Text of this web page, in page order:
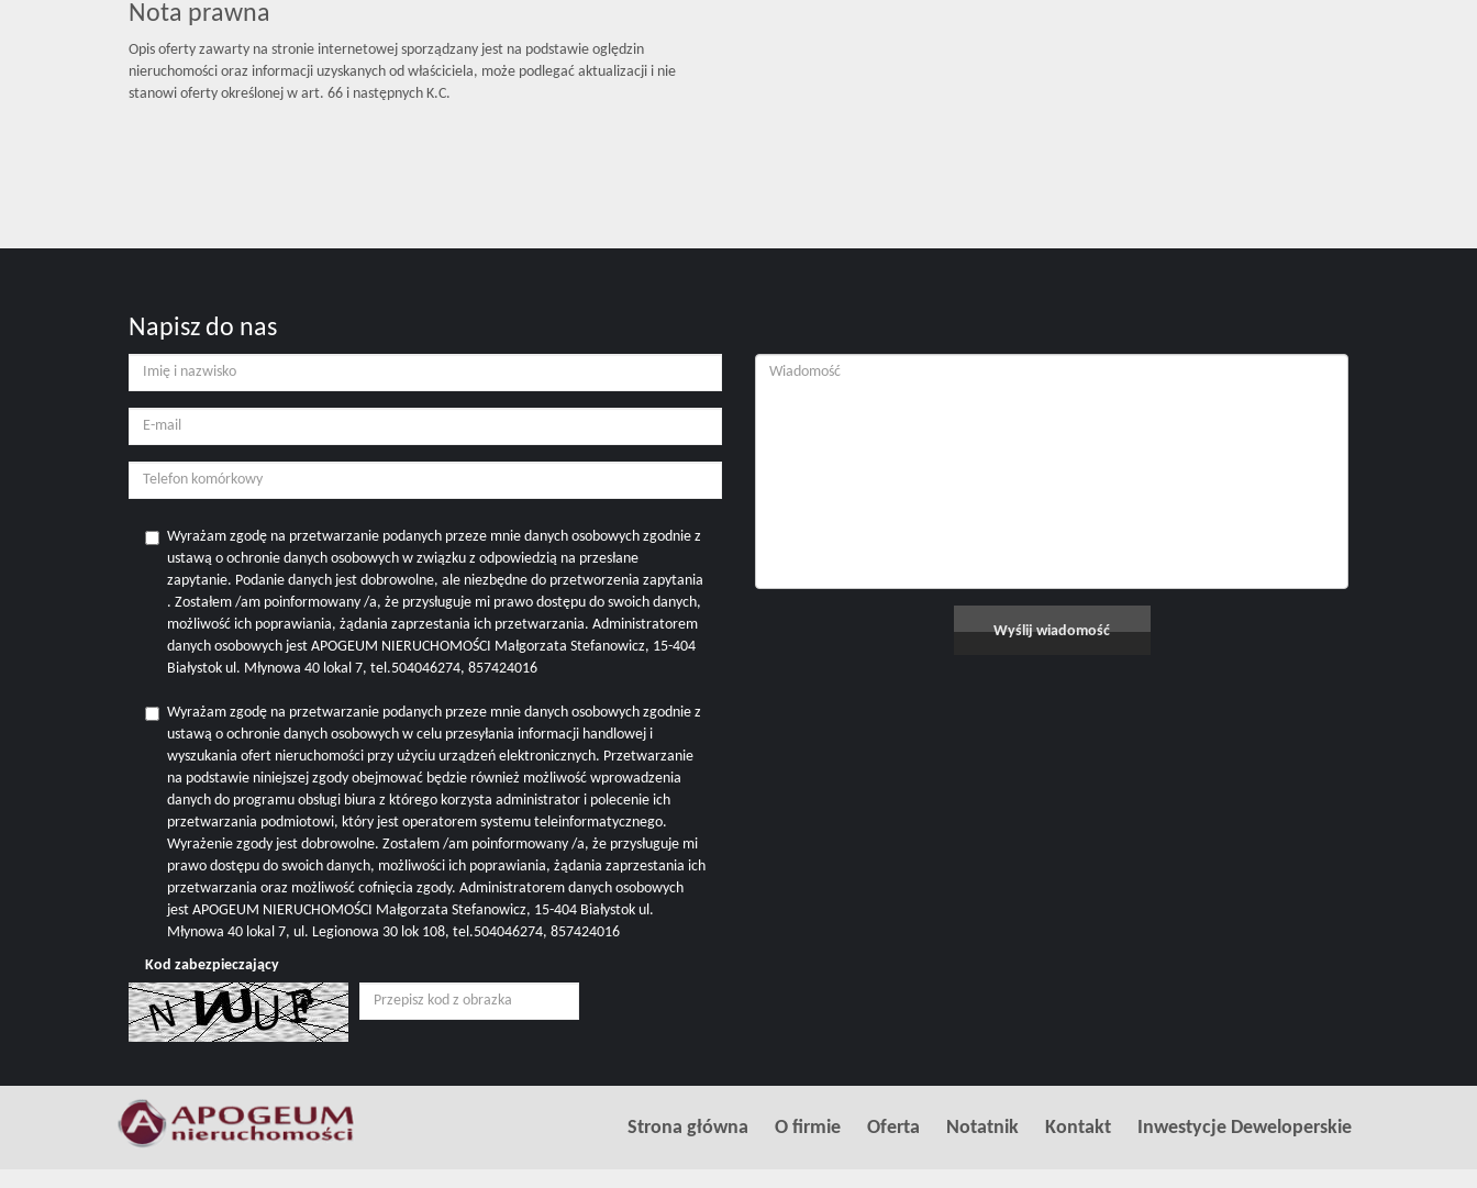
Nota prawna
Opis oferty zawarty na stronie internetowej sporządzany jest na podstawie oględzin
nieruchomości oraz informacji uzyskanych od właściciela, może podlegać aktualizacji i nie
stanowi oferty określonej w art. 66 i następnych K.C.
Napisz do nas
Wyrażam zgodę na przetwarzanie podanych przeze mnie danych osobowych zgodnie z
ustawą o ochronie danych osobowych w związku z odpowiedzią na przesłane
zapytanie. Podanie danych jest dobrowolne, ale niezbędne do przetworzenia zapytania
. Zostałem /am poinformowany /a, że przysługuje mi prawo dostępu do swoich danych,
możliwość ich poprawiania, żądania zaprzestania ich przetwarzania. Administratorem
danych osobowych jest APOGEUM NIERUCHOMOŚCI Małgorzata Stefanowicz, 15-404
Białystok ul. Młynowa 40 lokal 7, tel.504046274, 857424016
Wyrażam zgodę na przetwarzanie podanych przeze mnie danych osobowych zgodnie z
ustawą o ochronie danych osobowych w celu przesyłania informacji handlowej i
wyszukania ofert nieruchomości przy użyciu urządzeń elektronicznych. Przetwarzanie
na podstawie niniejszej zgody obejmować będzie również możliwość wprowadzenia
danych do programu obsługi biura z którego korzysta administrator i polecenie ich
przetwarzania podmiotowi, który jest operatorem systemu teleinformatycznego.
Wyrażenie zgody jest dobrowolne. Zostałem /am poinformowany /a, że przysługuje mi
prawo dostępu do swoich danych, możliwości ich poprawiania, żądania zaprzestania ich
przetwarzania oraz możliwość cofnięcia zgody. Administratorem danych osobowych
jest APOGEUM NIERUCHOMOŚCI Małgorzata Stefanowicz, 15-404 Białystok ul.
Młynowa 40 lokal 7, ul. Legionowa 30 lok 108, tel.504046274, 857424016
Kod zabezpieczający
Strona główna O firmie Oferta Notatnik Kontakt Inwestycje Deweloperskie